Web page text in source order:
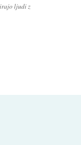
ljudi z